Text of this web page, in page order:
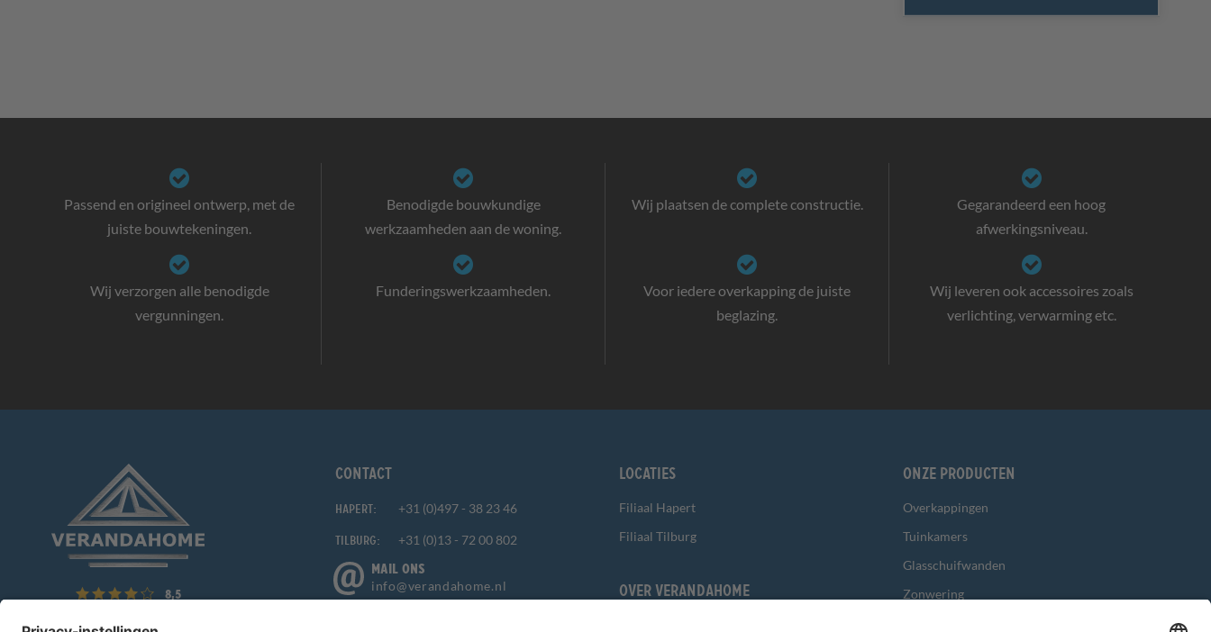
Passend en origineel ontwerp, met de
juiste bouwtekeningen.
Wij verzorgen alle benodigde
vergunningen.
Benodigde bouwkundige
werkzaamheden aan de woning.
Funderingswerkzaamheden.
Wij plaatsen de complete constructie.
Voor iedere overkapping de juiste
beglazing.
Gegarandeerd een hoog
afwerkingsniveau.
Wij leveren ook accessoires zoals
verlichting, verwarming etc.
8,5
Contact
Hapert: +31 (0)497 - 38 23 46
Tilburg: +31 (0)13 - 72 00 802
MAIL ONS
info@verandahome.nl
Locaties
Filiaal Hapert
Filiaal Tilburg
Over Verandahome
Onze producten
Overkappingen
Tuinkamers
Glasschuifwanden
Zonwering